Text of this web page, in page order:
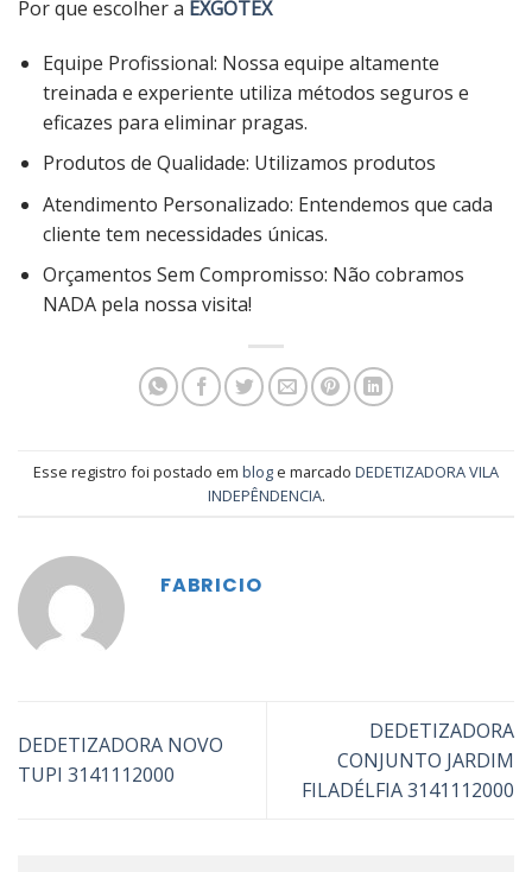
Por que escolher a EXGOTEX
Equipe Profissional: Nossa equipe altamente
treinada e experiente utiliza métodos seguros e
eficazes para eliminar pragas.
Produtos de Qualidade: Utilizamos produtos
Atendimento Personalizado: Entendemos que cada
cliente tem necessidades únicas.
Orçamentos Sem Compromisso: Não cobramos
NADA pela nossa visita!
Esse registro foi postado em blog e marcado DEDETIZADORA VILA
INDEPÊNDENCIA.
FABRICIO
DEDETIZADORA NOVO
TUPI 3141112000
DEDETIZADORA
CONJUNTO JARDIM
FILADÉLFIA 3141112000